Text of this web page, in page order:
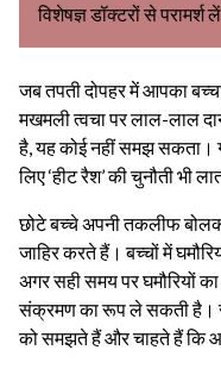
विशेषज्ञ डॉक्टरों से परामर्श
जब तपती दोपहर में आपका
मखमली त्वचा पर लाल-लाल
है, यह कोई नहीं समझ सकता।
लिए ‘हीट रैश’ की चुनौती भी
छोटे बच्चे अपनी तकलीफ
जाहिर करते हैं। बच्चों में
अगर सही समय पर घमौरियों
संक्रमण का रूप ले सकती है।
को समझते हैं और चाहते हैं कि